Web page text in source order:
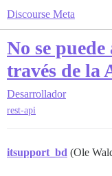
Discourse Meta
No se
través de la
Desarrollador
rest-api
itsupport_bd (Ole